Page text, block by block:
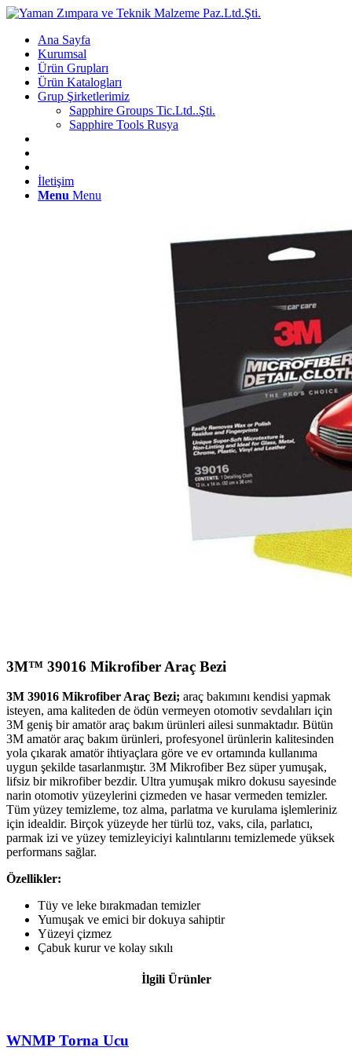
Ana Sayfa
Kurumsal
Ürün Grupları
Ürün Katalogları
Grup Şirketlerimiz
Sapphire Groups Tic.Ltd..Şti.
Sapphire Tools Rusya
İletişim
Menu Menu
3M™ 39016 Mikrofiber Araç Bezi
3M 39016 Mikrofiber Araç Bezi; araç bakımını kendisi yapmak
isteyen, ama kaliteden de ödün vermeyen otomotiv sevdalıları için
3M geniş bir amatör araç bakım ürünleri ailesi sunmaktadır. Bütün
3M amatör araç bakım ürünleri, profesyonel ürünlerin kalitesinden
yola çıkarak amatör ihtiyaçlara göre ve ev ortamında kullanıma
uygun şekilde tasarlanmıştır. 3M Mikrofiber Bez süper yumuşak,
lifsiz bir mikrofiber bezdir. Ultra yumuşak mikro dokusu sayesinde
narin otomotiv yüzeylerini çizmeden ve hasar vermeden temizler.
Tüm yüzey temizleme, toz alma, parlatma ve kurulama işlemleriniz
için idealdir. Birçok yüzeyde her türlü toz, vaks, cila, parlatıcı,
parmak izi ve yüzey temizleyiciyi kalıntılarını temizlemede yüksek
performans sağlar.
Özellikler:
Tüy ve leke bırakmadan temizler
Yumuşak ve emici bir dokuya sahiptir
Yüzeyi çizmez
Çabuk kurur ve kolay sıkılı
İlgili Ürünler
WNMP Тоrna Ucu